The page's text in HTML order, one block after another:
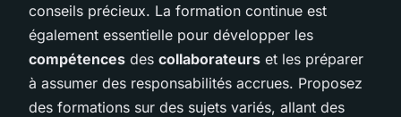
conseils précieux. La formation continue est
également essentielle pour développer les
compétences des collaborateurs et les préparer
à assumer des responsabilités accrues. Proposez
des formations sur des sujets variés, allant des